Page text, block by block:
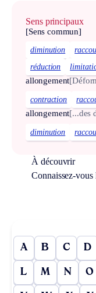
Sens principaux
[Sens commun]
diminution
réduction
allongement
contraction
allongement[...des
diminution
À découvrir
Connaissez-
A B C D
L M N O